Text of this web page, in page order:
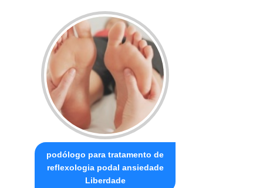
podólogo para tratamento de
reflexologia podal ansiedade
Liberdade